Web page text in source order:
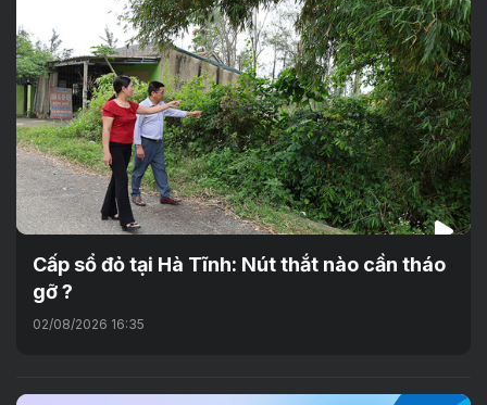
Cấp sổ đỏ tại Hà Tĩnh: Nút thắt nào cần tháo
gỡ ?
02/08/2026 16:35